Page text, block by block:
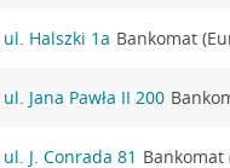
Halszki 1a Bankomat
Jana Pawła II 200
J. Conrada 81 Bankomat